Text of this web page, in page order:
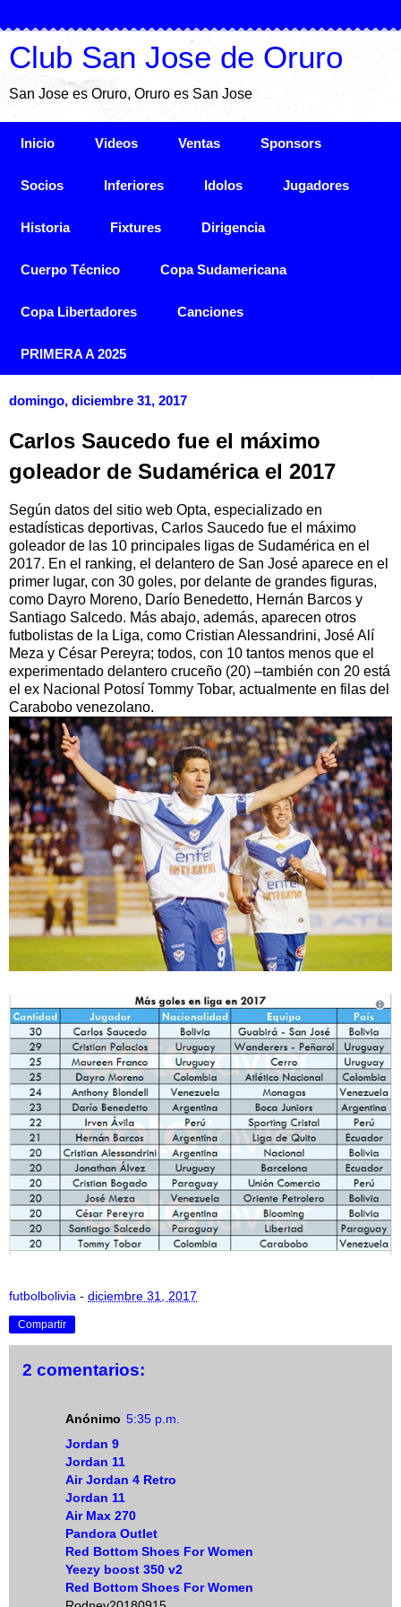
Club San Jose de Oruro
San Jose es Oruro, Oruro es San Jose
Inicio Videos Ventas Sponsors
Socios Inferiores Idolos Jugadores
Historia Fixtures Dirigencia
Cuerpo Técnico Copa Sudamericana
Copa Libertadores Canciones
PRIMERA A 2025
domingo, diciembre 31, 2017
Carlos Saucedo fue el máximo
goleador de Sudamérica el 2017
Según datos del sitio web Opta, especializado en
estadísticas deportivas, Carlos Saucedo fue el máximo
goleador de las 10 principales ligas de Sudamérica en el
2017. En el ranking, el delantero de San José aparece en el
primer lugar, con 30 goles, por delante de grandes figuras,
como Dayro Moreno, Darío Benedetto, Hernán Barcos y
Santiago Salcedo. Más abajo, además, aparecen otros
futbolistas de la Liga, como Cristian Alessandrini, José Alí
Meza y César Pereyra; todos, con 10 tantos menos que el
experimentado delantero cruceño (20) –también con 20 está
el ex Nacional Potosí Tommy Tobar, actualmente en filas del
Carabobo venezolano.
futbolbolivia - diciembre 31, 2017
Compartir
2 comentarios:
Anónimo 5:35 p.m.
Jordan 9
Jordan 11
Air Jordan 4 Retro
Jordan 11
Air Max 270
Pandora Outlet
Red Bottom Shoes For Women
Yeezy boost 350 v2
Red Bottom Shoes For Women